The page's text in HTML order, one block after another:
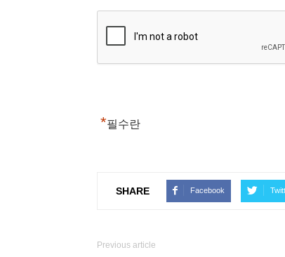
*필수란
SHARE Facebook
Previous article